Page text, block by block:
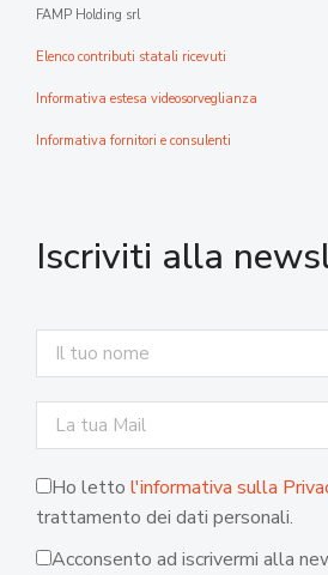
FAMP Holding srl
Elenco contributi statali ricevuti
Informativa estesa videosorveglianza
Informativa fornitori e consulenti
Iscriviti alla
Ho letto l'informativa sulla
trattamento dei dati personali.
Acconsento ad iscrivermi alla